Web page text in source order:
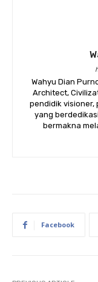
Wahyu Dian
Architect,
pendidik visioner,
yang
bermakna
Facebook